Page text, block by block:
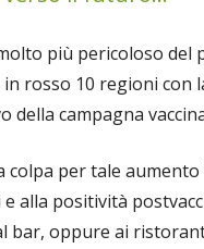
più pericoloso del
rosso 10 regioni con
della campagna
colpa per tale
alla positività
bar, oppure ai